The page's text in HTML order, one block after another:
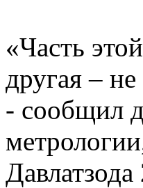
«Часть
другая –
- сообщил